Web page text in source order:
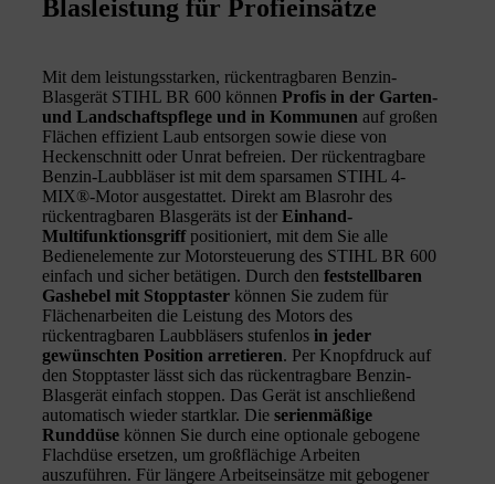
Blasleistung für Profieinsätze
Mit dem leistungsstarken, rückentragbaren Benzin-
Blasgerät STIHL BR 600 können Profis in der Garten-
und Landschaftspflege und in Kommunen auf großen
Flächen effizient Laub entsorgen sowie diese von
Heckenschnitt oder Unrat befreien. Der rückentragbare
Benzin-Laubbläser ist mit dem sparsamen STIHL 4-
MIX®-Motor ausgestattet. Direkt am Blasrohr des
rückentragbaren Blasgeräts ist der Einhand-
Multifunktionsgriffpositioniert, mit dem Sie alle
Bedienelemente zur Motorsteuerung des STIHL BR 600
einfach und sicher betätigen. Durch den feststellbaren
Gashebel mit Stopptaster können Sie zudem für
Flächenarbeiten die Leistung des Motors des
rückentragbaren Laubbläsers stufenlos in jeder
gewünschten Position arretieren. Per Knopfdruck auf
den Stopptaster lässt sich das rückentragbare Benzin-
Blasgerät einfach stoppen. Das Gerät ist anschließend
automatisch wieder startklar. Die serienmäßige
Runddüse können Sie durch eine optionale gebogene
Flachdüse ersetzen, um großflächige Arbeiten
auszuführen. Für längere Arbeitseinsätze mit gebogener